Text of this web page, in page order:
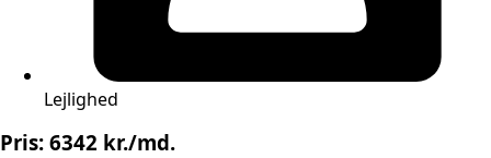
Lejlighed
Pris: 6342 kr./md.